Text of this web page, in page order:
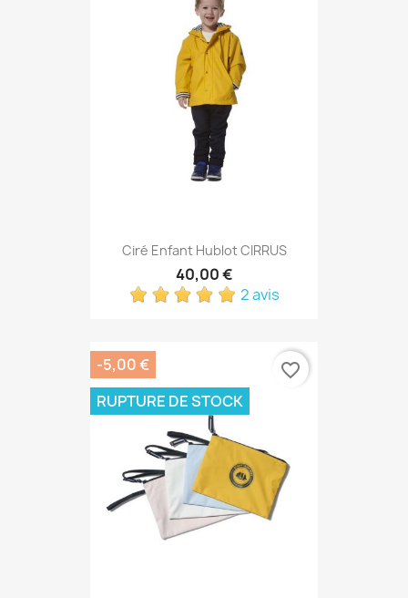
Ciré Enfant Hublot CIRRUS
40,00 €
2 avis
-5,00 €
RUPTURE DE STOCK
favorite_border